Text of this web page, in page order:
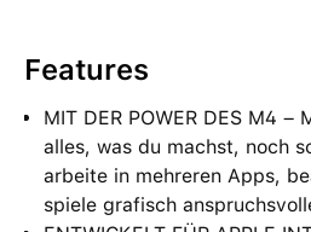
Features
MIT DER POWER DES M4
alles, was du machst, noch
arbeite in mehreren Apps,
spiele grafisch